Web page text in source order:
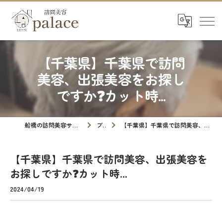
【千葉県】千葉県で訪問
美容、出張美容をお探し
ですか❓カット時...
船橋の訪問美容サロンなら訪問美容palace ブログ 【千葉県】千葉県で訪問美容、出張美容をお探しですか❓カット時...
【千葉県】千葉県で訪問美容、出張美容を
お探しですか❓カット時...
2024/04/19